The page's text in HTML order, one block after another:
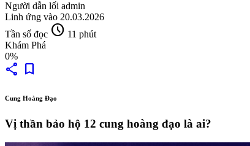
Người dẫn lối admin
Linh ứng vào 20.03.2026
Tần số đọc schedule 11 phút
Khám Phá
0%
share bookmark
Cung Hoàng Đạo
Vị thần bảo hộ 12 cung hoàng đạo là ai?